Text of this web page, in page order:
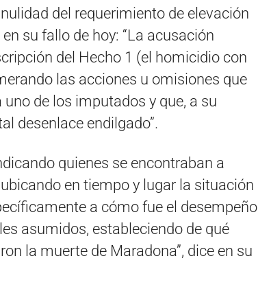
del requerimiento de elevación
su fallo de hoy: “La acusación
del Hecho 1 (el homicidio con
las acciones u omisiones que
de los imputados y que, a su
desenlace endilgado”.
quienes se encontraban a
en tiempo y lugar la situación
a cómo fue el desempeño
asumidos, estableciendo de qué
la muerte de Maradona”, dice en su